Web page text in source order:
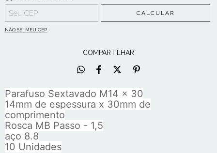
CALCULAR
NÃO SEI MEU CEP
COMPARTILHAR
Parafuso Sextavado M14 x 30
14mm de espessura x 30mm de
comprimento
Rosca MB Passo - 1,5
aço 8.8
10 Unidades